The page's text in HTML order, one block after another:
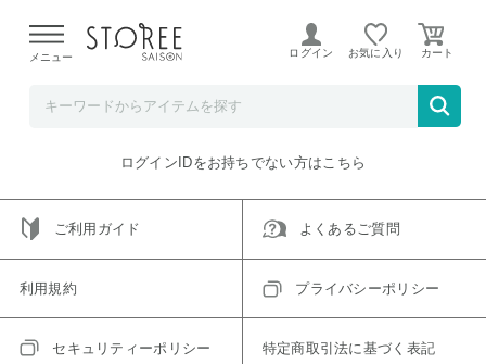
よる配送遅延が発生しております。
メニュー ログイン お気に入り
ご指定のアイテムは取り扱い終了、またはただいま取り扱い
トップへ戻る
ログインIDをお持ちでない方はこちら
ご利用ガイド よくあるご質問
利用規約 プライバシーポリシー
セキュリティーポリシー 特定商取引法に基づく表記